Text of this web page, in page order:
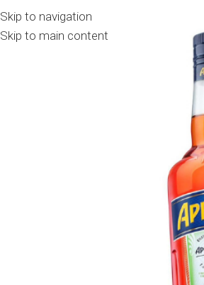
Skip to navigation
Skip to main content